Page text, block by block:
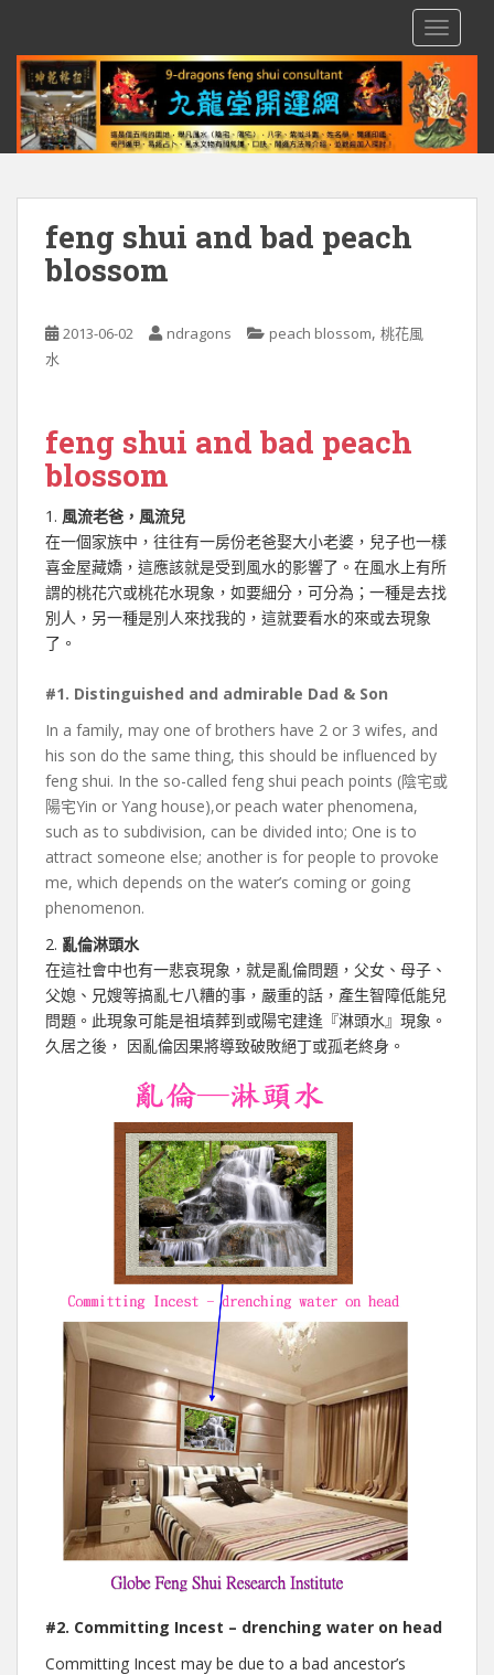
feng shui and bad peach
blossom
2013-06-02 ndragons peach blossom, 桃花風
水
feng shui and bad peach
blossom
1. 風流老爸，風流兒
在一個家族中，往往有一房份老爸娶大小老婆，兒子也一樣
喜金屋藏嬌，這應該就是受到風水的影響了。在風水上有所
謂的桃花穴或桃花水現象，如要細分，可分為；一種是去找
別人，另一種是別人來找我的，這就要看水的來或去現象
了。
#1. Distinguished and admirable Dad & Son
In a family, may one of brothers have 2 or 3 wifes, and
his son do the same thing, this should be influenced by
feng shui. In the so-called feng shui peach points (陰宅或
陽宅Yin or Yang house),or peach water phenomena,
such as to subdivision, can be divided into; One is to
attract someone else; another is for people to provoke
me, which depends on the water’s coming or going
phenomenon.
2. 亂倫淋頭水
在這社會中也有一悲哀現象，就是亂倫問題，父女、母子、
父媳、兄嫂等搞亂七八糟的事，嚴重的話，產生智障低能兒
問題。此現象可能是祖墳葬到或陽宅建逢『淋頭水』現象。
久居之後， 因亂倫因果將導致破敗絕丁或孤老終身。
#2. Committing Incest – drenching water on head
Committing Incest may be due to a bad ancestor’s